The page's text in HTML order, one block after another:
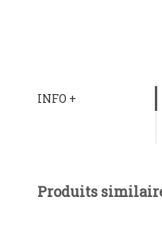
INFO +
Produits